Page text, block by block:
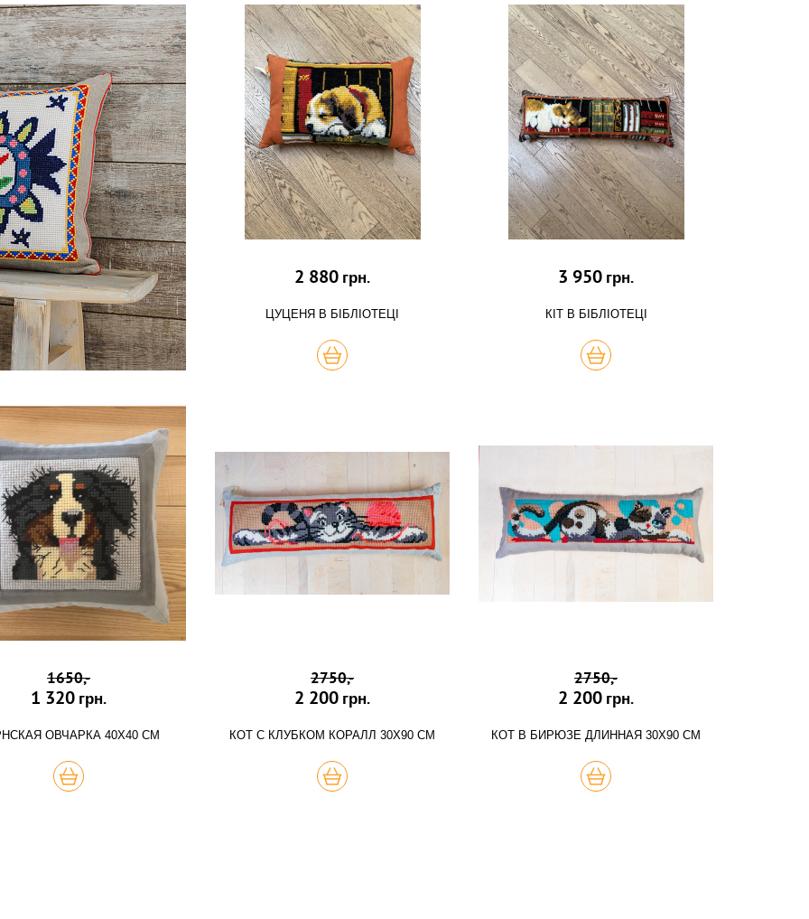
2 880 грн.
ЦУЦЕНЯ В БІБЛІОТЕЦІ
КУПИТЬ
3 950 грн.
КІТ В БІБЛІОТЕЦІ
КУПИТЬ
1650,-
1 320 грн.
ОВЧАРКА 40Х40 СМ
КУПИТЬ
2750,-
2 200 грн.
КОТ С КЛУБКОМ КОРАЛЛ 30Х90 СМ
КУПИТЬ
2750,-
2 200 грн.
КОТ В БИРЮЗЕ ДЛИННАЯ 30Х90 СМ
КУПИТЬ